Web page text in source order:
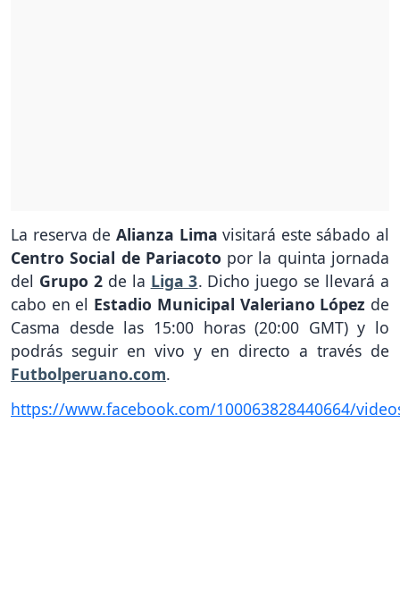
La reserva de Alianza Lima visitará este sábado al
Centro Social de Pariacoto por la quinta jornada
del Grupo 2de la Liga 3. Dicho juego se llevará a
cabo en el Estadio Municipal Valeriano López de
Casma desde las 15:00 horas (20:00 GMT) y lo
podrás seguir en vivo y en directo a través de
Futbolperuano.com.
https://www.facebook.com/100063828440664/